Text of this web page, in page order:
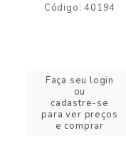
Código: 40194
Faça seu login
ou
cadastre-se
para ver preços
e comprar